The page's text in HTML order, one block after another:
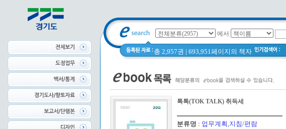
에서
총 2,957권 | 693,951페이지의 책자
톡톡(TOK TALK) 취득세
분류명 : 업무계획,지침/편람